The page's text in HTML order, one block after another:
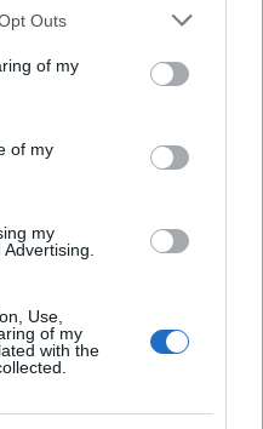
Outs
of my
of my
my
Use,
of my
with the
possono fare
DeAnna